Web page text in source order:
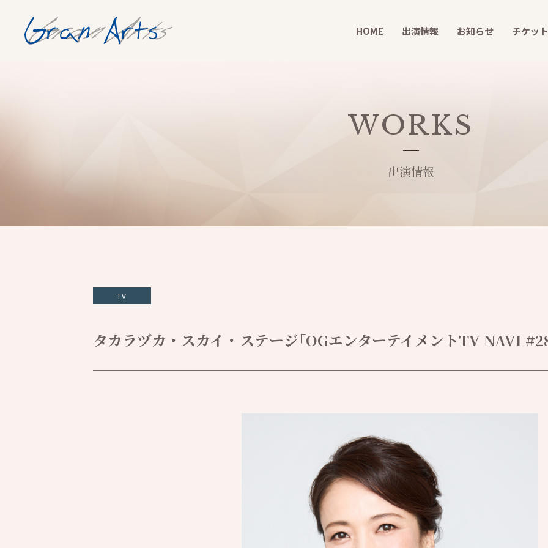
HOME 出演情報 お知らせ チケッ
WORKS
出演情報
TV
タカラヅカ・スカイ・ステージ｢OGエンターテイメントTV NAVI